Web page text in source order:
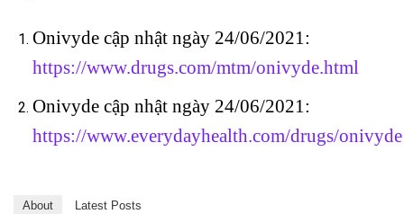
Onivyde cập nhật ngày 24/06/2021:
https://www.drugs.com/mtm/onivyde.html
Onivyde cập nhật ngày 24/06/2021:
https://www.everydayhealth.com/drugs/onivyde
About Latest Posts